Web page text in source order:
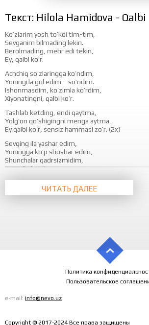
Текст: Hilola Hamidova - Qalbi
Ko’zlarim yosh to’kdi tim-tim,
Sevganim bilmading lekin.
Berolmading, mehr edi tekin,
Ey, qalbi ko’r.
Achchiq so’zlaringga ko’ndim,
Yoningda gul edim – so’ndim.
Ishonmasdim, ko’zimla ko’rdim,
Xiyonatingni, qalbi ko’r.
Tashlab ketding, endi qaytma,
Yolg’on qo’shigingni menga aytma,
Ey qalbi ko’r, sensiz hammasi zo’r. (2x)
Sevging ila yashar edim,
Yoningga ko’p shoshar edim,
Shunchalar qadrsizmidim,
Ey, qalbi ko’r?
Ta’rifingga bu til ojiz,
Sevar edim seni xolis.
Ey qalbi ko’r, sensiz hammasi zo’r. (2x)
ЧИТАТЬ ДАЛЕЕ
Политика
Пользовательское
e-mail: info@nevo.uz
Copyright © 2017-2024 Все права защищены